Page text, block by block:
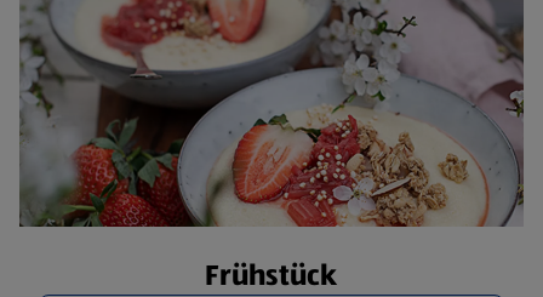
Frühstück